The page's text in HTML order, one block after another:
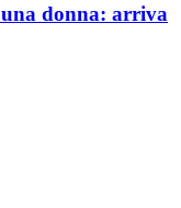
una donna: arriva